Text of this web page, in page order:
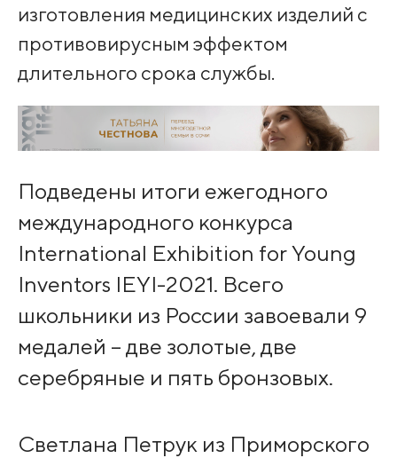
изготовления медицинских изделий с
противовирусным эффектом
длительного срока службы.
Подведены итоги ежегодного
международного конкурса
International Exhibition for Young
Inventors IEYI-2021. Всего
школьники из России завоевали 9
медалей – две золотые, две
серебряные и пять бронзовых.
Светлана Петрук из Приморского